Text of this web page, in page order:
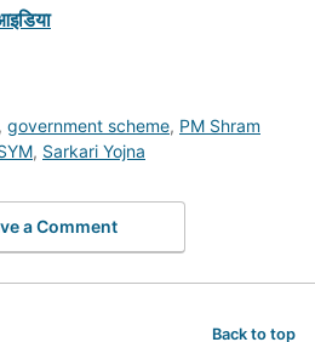
, government scheme, PM Shram
, Sarkari Yojna
a Comment
Back to top